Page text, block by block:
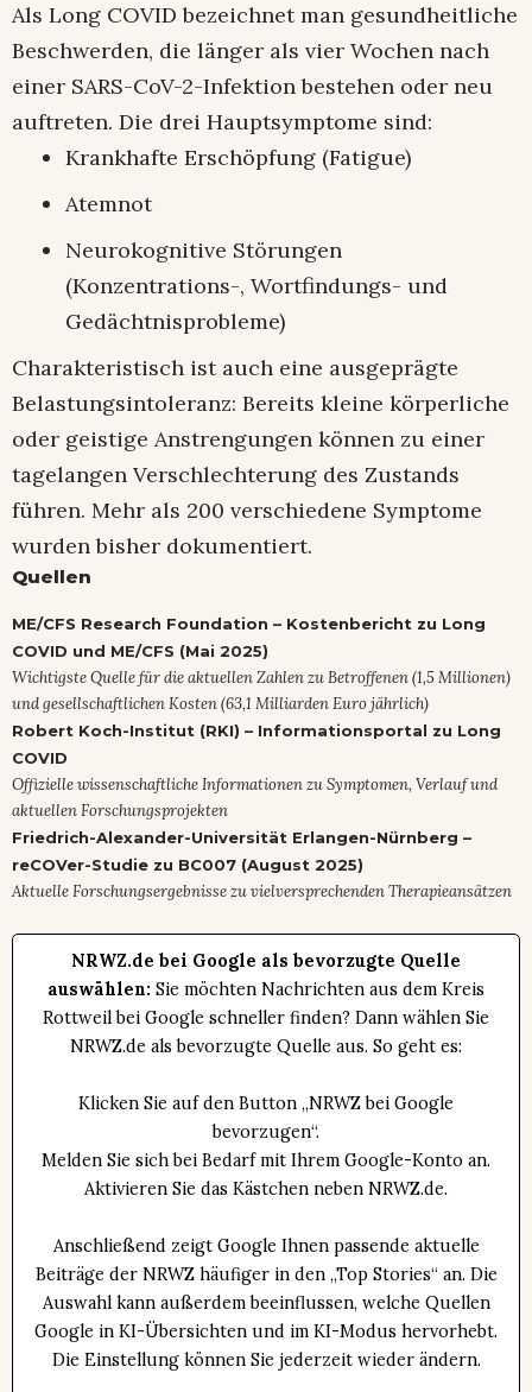
Als Long COVID bezeichnet man gesundheitliche
Beschwerden, die länger als vier Wochen nach
einer SARS-CoV-2-Infektion bestehen oder neu
auftreten. Die drei Hauptsymptome sind:
Krankhafte Erschöpfung (Fatigue)
Atemnot
Neurokognitive Störungen
(Konzentrations-, Wortfindungs- und
Gedächtnisprobleme)
Charakteristisch ist auch eine ausgeprägte
Belastungsintoleranz: Bereits kleine körperliche
oder geistige Anstrengungen können zu einer
tagelangen Verschlechterung des Zustands
führen. Mehr als 200 verschiedene Symptome
wurden bisher dokumentiert.
Quellen
ME/CFS Research Foundation – Kostenbericht zu Long
COVID und ME/CFS (Mai 2025)
Wichtigste Quelle für die aktuellen Zahlen zu Betroffenen (1,5 Millionen)
und gesellschaftlichen Kosten (63,1 Milliarden Euro jährlich)
Robert Koch-Institut (RKI) – Informationsportal zu Long
COVID
Offizielle wissenschaftliche Informationen zu Symptomen, Verlauf und
aktuellen Forschungsprojekten
Friedrich-Alexander-Universität Erlangen-Nürnberg –
reCOVer-Studie zu BC007 (August 2025)
Aktuelle Forschungsergebnisse zu vielversprechenden Therapieansätzen
NRWZ.de bei Google als bevorzugte Quelle
auswählen: Sie möchten Nachrichten aus dem Kreis
Rottweil bei Google schneller finden? Dann wählen Sie
NRWZ.de als bevorzugte Quelle aus. So geht es:
Klicken Sie auf den Button „NRWZ bei Google
bevorzugen“.
Melden Sie sich bei Bedarf mit Ihrem Google-Konto an.
Aktivieren Sie das Kästchen neben NRWZ.de.
Anschließend zeigt Google Ihnen passende aktuelle
Beiträge der NRWZ häufiger in den „Top Stories“ an. Die
Auswahl kann außerdem beeinflussen, welche Quellen
Google in KI-Übersichten und im KI-Modus hervorhebt.
Die Einstellung können Sie jederzeit wieder ändern.